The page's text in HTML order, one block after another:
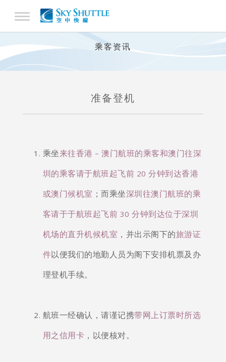
乘客资讯
准备登机
乘坐来往香港 – 澳门航班的乘客和澳门往深
圳的乘客请于航班起飞前 20 分钟到达香港
或澳门候机室 ；而乘坐深圳往澳门航班的乘
客请于于航班起飞前 30 分钟到达位于深圳
机场的直升机候机室 ，并出示阁下的旅游证
件以便我们的地勤人员为阁下安排机票及办
理登机手续。
航班一经确认，请谨记携带网上订票时所选
用之信用卡 ，以便核对。